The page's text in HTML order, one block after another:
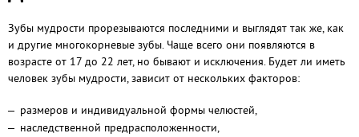
Зубы мудрости прорезываются последними и выглядят так же, как
и другие многокорневые зубы. Чаще всего они появляются в
возрасте от 17 до 22 лет, но бывают и исключения. Будет ли иметь
человек зубы мудрости, зависит от нескольких факторов:
размеров и индивидуальной формы челюстей,
наследственной предрасположенности,